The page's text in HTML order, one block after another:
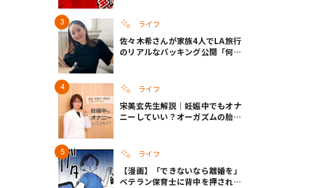
ライフ
佐々木希さんが家族4人でLA旅行
のリアルなパッキング公開「何が
ライフ
宋美玄先生解説｜妊娠中でもオナ
ニーしていい？オーガズムの胎児
ライフ
【漫画】「できないなら離婚を」
ベテラン保育士に背中を押され、